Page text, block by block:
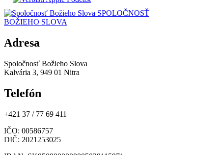
SPOLOČNOSŤ
BOŽIEHO SLOVA
Adresa
Spoločnosť Božieho Slova
Kalvária 3, 949 01 Nitra
Telefón
+421 37 / 77 69 411
IČO: 00586757
DIČ: 2021253025